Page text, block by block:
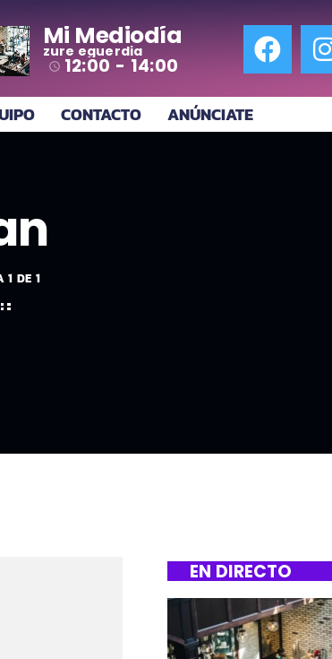
Mi Mediodía
zure eguerdia
access_time 12:00 - 14:00
CONTACTO ANÚNCIATE
1 DE 1
EN DIRECTO